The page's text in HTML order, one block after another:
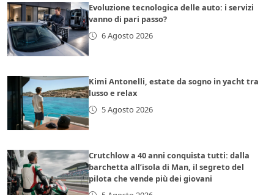
Evoluzione tecnologica delle auto: i servizi
vanno di pari passo?
6 Agosto 2026
Kimi Antonelli, estate da sogno in yacht tra
lusso e relax
5 Agosto 2026
Crutchlow a 40 anni conquista tutti: dalla
barchetta all’isola di Man, il segreto del
pilota che vende più dei giovani